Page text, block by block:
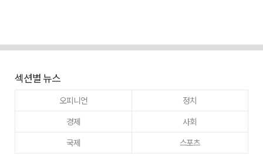
섹션별 뉴스
오피니언
정치
경제
사회
국제
스포츠